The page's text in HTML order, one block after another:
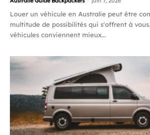
Louer un véhicule en Australie peut être
multitude de possibilités qui s'offrent à
véhicules conviennent mieux...